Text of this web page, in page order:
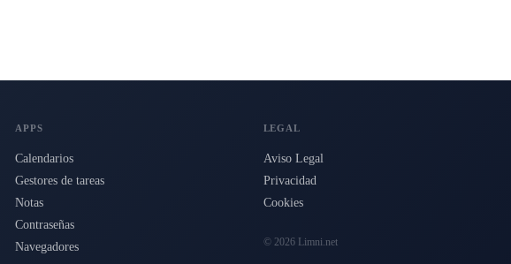
APPS
Calendarios
Gestores de tareas
Notas
Contraseñas
Navegadores
LEGAL
Aviso Legal
Privacidad
Cookies
© 2026 Limni.net